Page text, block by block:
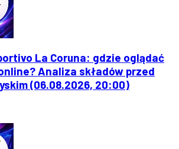
La Coruna: gdzie oglądać
Analiza składów przed
(06.08.2026, 20:00)